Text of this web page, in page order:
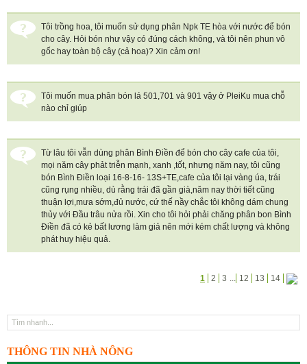
Tôi trồng hoa, tôi muốn sử dụng phân Npk TE hòa với nước để bón
cho cây. Hỏi bón như vậy có đúng cách không, và tôi nên phun vô
gốc hay toàn bộ cây (cả hoa)? Xin cảm ơn!
Tôi muốn mua phân bón lá 501,701 và 901 vậy ở PleiKu mua chỗ
nào chỉ giúp
Từ lâu tôi vẫn dùng phân Bình Điền để bón cho cây cafe của tôi,
mọi năm cây phảt triễn mạnh, xanh ,tốt, nhưng năm nay, tôi cũng
bón Bình Điền loại 16-8-16- 13S+TE,cafe của tôi lại vàng úa, trái
cũng rụng nhiều, dù rằng trái đã gần già,năm nay thời tiết cũng
thuận lợi,mưa sớm,đủ nước, cứ thế nầy chắc tôi không dám chung
thủy với Đầu trâu nửa rồi. Xin cho tôi hỏi phải chăng phân bon Bình
Điền đã có kẻ bất lương làm giả nên mới kém chất lượng và không
phát huy hiệu quả.
1 2 3 ... 12 13 14
THÔNG TIN NHÀ NÔNG